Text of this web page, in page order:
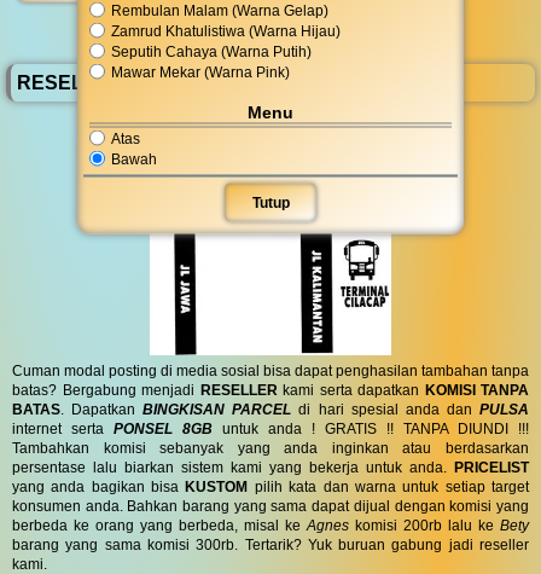
Rembulan Malam (Warna Gelap)
Zamrud Khatulistiwa (Warna Hijau)
Seputih Cahaya (Warna Putih)
Mawar Mekar (Warna Pink)
Menu
Atas
Bawah
Tutup
RESELLER BassComp
Cuman modal posting di media sosial bisa dapat penghasilan tambahan tanpa
batas? Bergabung menjadi RESELLER kami serta dapatkan KOMISI TANPA
BATAS . DapatkanBINGKISAN PARCEL di hari spesial anda danPULSA
internet serta PONSEL 8GB untuk anda ! GRATIS !! TANPA DIUNDI !!!
Tambahkan komisi sebanyak yang anda inginkan atau berdasarkan
persentase lalu biarkan sistem kami yang bekerja untuk anda. PRICELIST
yang anda bagikan bisaKUSTOM pilih kata dan warna untuk setiap target
konsumen anda. Bahkan barang yang sama dapat dijual dengan komisi yang
berbeda ke orang yang berbeda, misal ke Agnes komisi 200rb lalu ke Bety
barang yang sama komisi 300rb. Tertarik? Yuk buruan gabung jadi reseller
kami.